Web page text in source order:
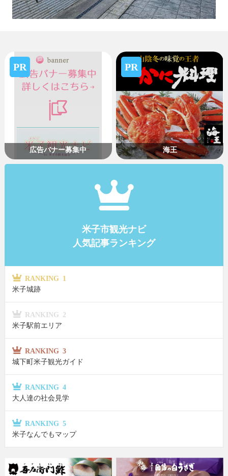
PR
広告バナー募集中
PR
海王
米子市観光ナビ
人気記事ランキング
RANKING 1
米子城跡
RANKING 2
米子駅前エリア
RANKING 3
城下町米子観光ガイド
RANKING 4
大人達の社会見学
RANKING 5
米子なんでもマップ